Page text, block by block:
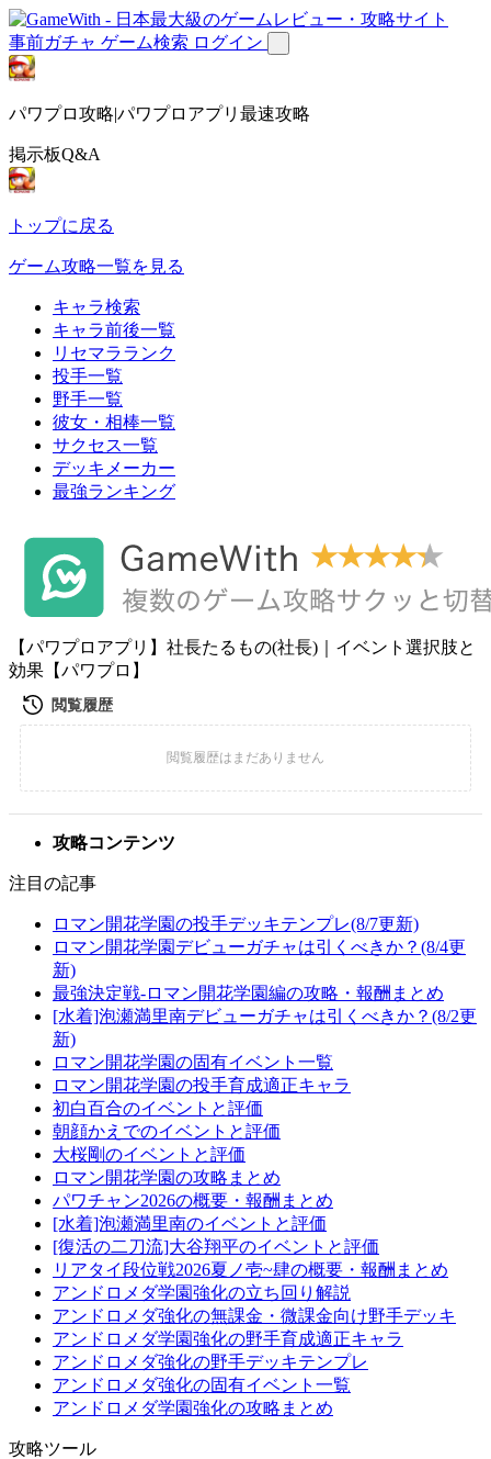
事前ガチャ ゲーム検索 ログイン
パワプロ攻略|パワプロアプリ最速攻略
掲示板Q&A
トップに戻る
ゲーム攻略一覧を見る
キャラ検索
キャラ前後一覧
リセマラランク
投手一覧
野手一覧
彼女・相棒一覧
サクセス一覧
デッキメーカー
最強ランキング
【パワプロアプリ】社長たるもの(社長)｜イベント選択肢と
効果【パワプロ】
攻略コンテンツ
注目の記事
ロマン開花学園の投手デッキテンプレ(8/7更新)
ロマン開花学園デビューガチャは引くべきか？(8/4更
新)
最強決定戦-ロマン開花学園編の攻略・報酬まとめ
[水着]泡瀬満里南デビューガチャは引くべきか？(8/2更
新)
ロマン開花学園の固有イベント一覧
ロマン開花学園の投手育成適正キャラ
初白百合のイベントと評価
朝顔かえでのイベントと評価
大桜剛のイベントと評価
ロマン開花学園の攻略まとめ
パワチャン2026の概要・報酬まとめ
[水着]泡瀬満里南のイベントと評価
[復活の二刀流]大谷翔平のイベントと評価
リアタイ段位戦2026夏ノ壱~肆の概要・報酬まとめ
アンドロメダ学園強化の立ち回り解説
アンドロメダ強化の無課金・微課金向け野手デッキ
アンドロメダ学園強化の野手育成適正キャラ
アンドロメダ強化の野手デッキテンプレ
アンドロメダ強化の固有イベント一覧
アンドロメダ学園強化の攻略まとめ
攻略ツール